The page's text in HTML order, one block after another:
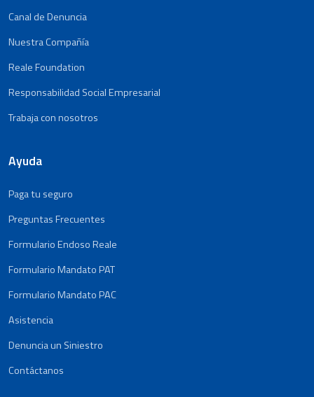
Canal de Denuncia
Nuestra Compañía
Reale Foundation
Responsabilidad Social Empresarial
Trabaja con nosotros
Ayuda
Paga tu seguro
Preguntas Frecuentes
Formulario Endoso Reale
Formulario Mandato PAT
Formulario Mandato PAC
Asistencia
Denuncia un Siniestro
Contáctanos